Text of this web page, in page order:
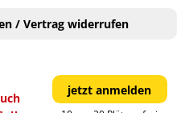
/ Vertrag widerrufen
jetzt anmelden